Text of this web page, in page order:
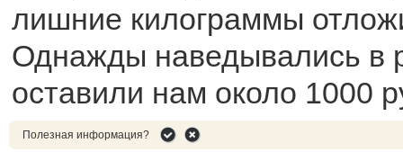
лишние килограммы
Однажды наведывались в
оставили нам около 1000
Полезная информация?